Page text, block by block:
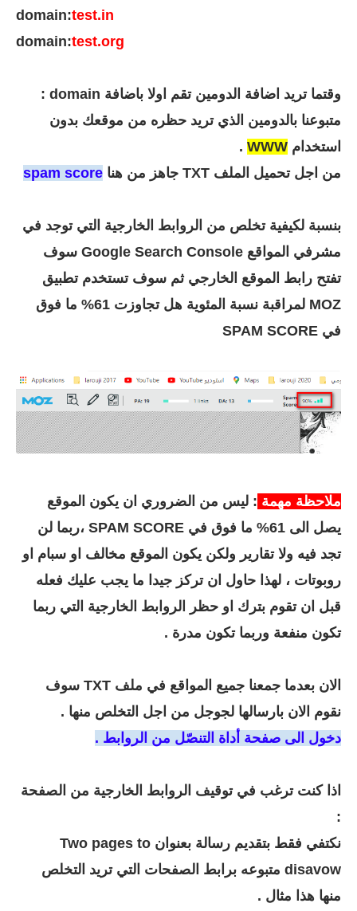
domain:test.in
domain:test.org
وقتما تريد اضافة الدومين تقم اولا باضافة
domain :
متبوعنا بالدومين الذي تريد حظره من موقعك بدون
استخدام WWW
.
من اجل تحميل الملف TXT جاهز من هنا
spam score
بنسبة لكيفية تخلص من الروابط الخارجية التي توجد في
مشرفي المواقع Google Search Console سوف
تفتح رابط الموقع الخارجي ثم سوف تستخدم تطبيق
MOZ لمراقبة نسبة المئوية هل تجاوزت 61% ما فوق
في SPAM SCORE
ملاحظة مهمة : ليس من الضروري ان يكون الموقع
يصل الى 61% ما فوق في SPAM SCORE ،ربما لن
تجد فيه ولا تقارير ولكن يكون الموقع مخالف او سبام او
روبوتات ، لهذا حاول ان تركز جيدا ما يجب عليك فعله
قبل ان تقوم بترك او حظر الروابط الخارجية التي ربما
تكون منفعة وربما تكون مدرة .
الان بعدما جمعنا جميع المواقع في ملف TXT سوف
نقوم الان بارسالها لجوجل من اجل التخلص منها .
دخول الى صفحة أداة التنصّل من الروابط .
اذا كنت ترغب في توقيف الروابط الخارجية من الصفحة
:
نكتفي فقط بتقديم رسالة بعنوان Two pages to
disavow متبوعه برابط الصفحات التي تريد التخلص
منها هذا مثال .